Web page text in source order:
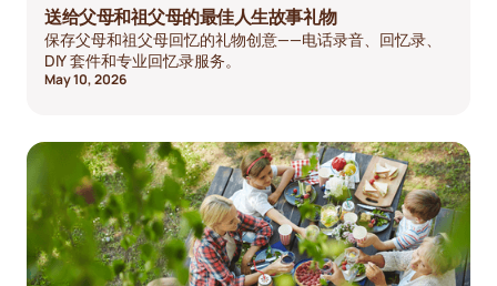
送给父母和祖父母的最佳人生故事礼物
保存父母和祖父母回忆的礼物创意——电话录音、回忆录、
DIY 套件和专业回忆录服务。
May 10, 2026